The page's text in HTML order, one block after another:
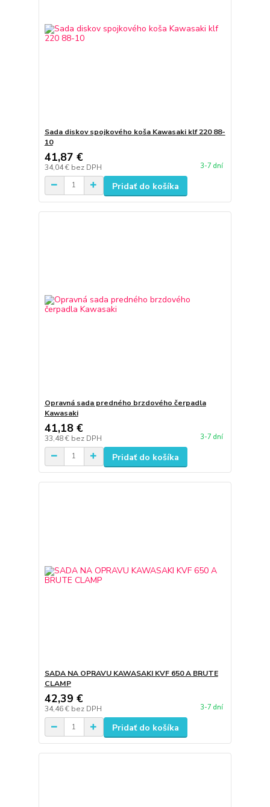
Sada diskov spojkového koša Kawasaki klf 220 88-
10
41,87 €
34,04 € bez DPH 3-7 dní
Pridať do košíka
Opravná sada predného brzdového čerpadla
Kawasaki
41,18 €
33,48 € bez DPH 3-7 dní
Pridať do košíka
SADA NA OPRAVU KAWASAKI KVF 650 A BRUTE
CLAMP
42,39 €
34,46 € bez DPH 3-7 dní
Pridať do košíka